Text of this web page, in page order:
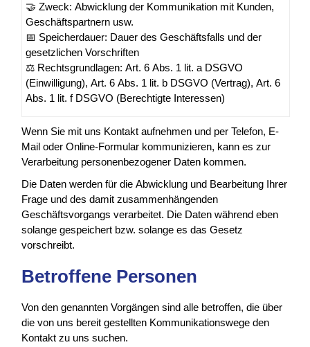
🤝 Zweck: Abwicklung der Kommunikation mit Kunden,
Geschäftspartnern usw.
📅 Speicherdauer: Dauer des Geschäftsfalls und der
gesetzlichen Vorschriften
⚖️ Rechtsgrundlagen: Art. 6 Abs. 1 lit. a DSGVO
(Einwilligung), Art. 6 Abs. 1 lit. b DSGVO (Vertrag), Art. 6
Abs. 1 lit. f DSGVO (Berechtigte Interessen)
Wenn Sie mit uns Kontakt aufnehmen und per Telefon, E-
Mail oder Online-Formular kommunizieren, kann es zur
Verarbeitung personenbezogener Daten kommen.
Die Daten werden für die Abwicklung und Bearbeitung Ihrer
Frage und des damit zusammenhängenden
Geschäftsvorgangs verarbeitet. Die Daten während eben
solange gespeichert bzw. solange es das Gesetz
vorschreibt.
Betroffene Personen
Von den genannten Vorgängen sind alle betroffen, die über
die von uns bereit gestellten Kommunikationswege den
Kontakt zu uns suchen.